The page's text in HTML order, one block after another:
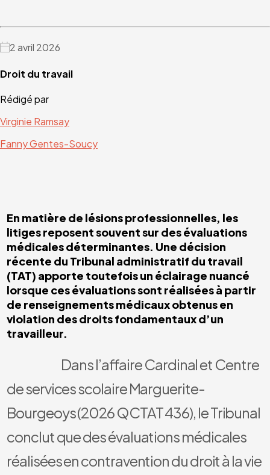
2 avril 2026
Droit du travail
Rédigé par
Virginie Ramsay
Fanny Gentes-Soucy
En matière de lésions professionnelles, les
litiges reposent souvent sur des évaluations
médicales déterminantes. Une décision
récente du Tribunal administratif du travail
(TAT) apporte toutefois un éclairage nuancé
lorsque ces évaluations sont réalisées à partir
de renseignements médicaux obtenus en
violation des droits fondamentaux d’un
travailleur.
Dans l’affaire Cardinal et Centre
de services scolaire Marguerite-
Bourgeoys (2026 QCTAT 436), le Tribunal
conclut que des évaluations médicales
réalisées en contravention du droit à la vie